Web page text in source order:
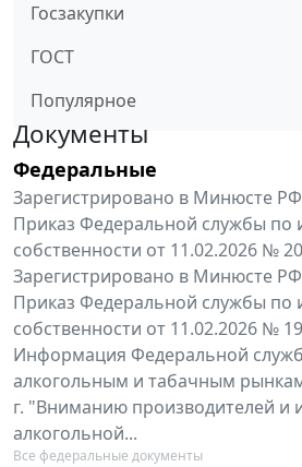
Госзакупки
ГОСТ
Популярное
Документы
Федеральные
Зарегистрировано в Минюсте РФ
Приказ Федеральной службы по
собственности от 11.02.2026 № 20
Зарегистрировано в Минюсте РФ
Приказ Федеральной службы по
собственности от 11.02.2026 № 19
Информация Федеральной
алкогольным и табачным
г. "Вниманию производителей и
алкогольной...
Все федеральные документы